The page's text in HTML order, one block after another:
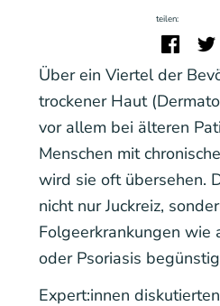
teilen:
Über ein Viertel der
trockener Haut
vor allem bei älteren
Menschen mit
wird sie oft übersehen.
nicht nur Juckreiz,
Folgeerkrankungen wie
oder Psoriasis
Expert:innen